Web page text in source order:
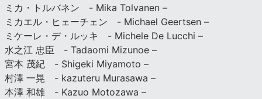
ミカ・トルバネン - Mika Tolvanen –
ミカエル・ヒェーチェン - Michael Geertsen –
ミケーレ・デ・ルッキ - Michele De Lucchi –
水之江 忠臣 - Tadaomi Mizunoe –
宮本 茂紀 - Shigeki Miyamoto –
村澤 一晃 - kazuteru Murasawa –
本澤 和雄 - Kazuo Motozawa –